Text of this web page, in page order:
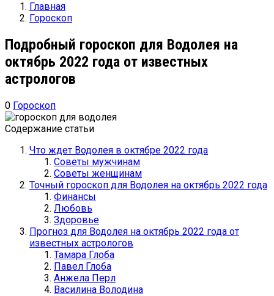
Главная
Гороскоп
Подробный гороскоп для Водолея на
октябрь 2022 года от известных
астрологов
0 Гороскоп
Содержание статьи
Что ждет Водолея в октябре 2022 года
Советы мужчинам
Советы женщинам
Точный гороскоп для Водолея на октябрь 2022 года
Финансы
Любовь
Здоровье
Прогноз для Водолея на октябрь 2022 года от
известных астрологов
Тамара Глоба
Павел Глоба
Анжела Перл
Василина Володина